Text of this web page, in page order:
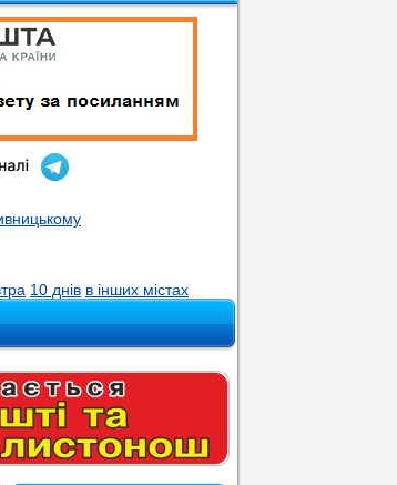
10 днів в інших містах